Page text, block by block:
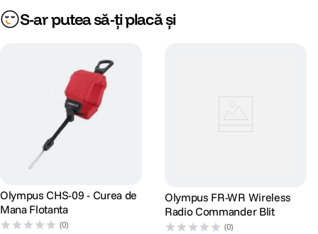
S-ar putea să-ți placă și
Olympus CHS-09 - Curea de
Mana Flotanta
(0)
Olympus FR-WR Wireless
Radio Commander Blit
(0)